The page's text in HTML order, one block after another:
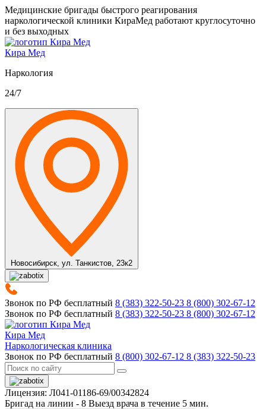
Медицинские бригады быстрого реагирования
наркологической клиники КираМед работают круглосуточно
и без выходных
Кира Мед
Наркология
24/7
Новосибирск, ул. Танкистов, 23к2
Звонок по РФ бесплатный 8 (383) 322-50-23 8 (800) 302-67-12
Звонок по РФ бесплатный 8 (383) 322-50-23 8 (800) 302-67-12
Кира Мед
Наркологическая клиника
Звонок по РФ бесплатный 8 (800) 302-67-12 8 (383) 322-50-23
Лицензия: Л041-01186-69/00342824
Бригад на линии - 8 Выезд врача в течение 5 мин.